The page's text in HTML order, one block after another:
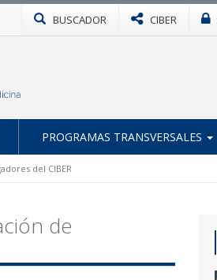
BUSCADOR CIBER
PROGRAMAS TRANSVERSALES
del CIBER
de